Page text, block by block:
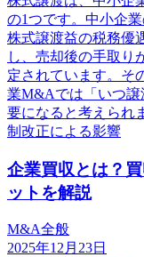
の1つです。中小企
株式譲渡益の税務優
し、売却後の手取り
定されています。そ
業M&Aでは「いつ譲
要になると考えられ
制改正による影響
企業買収とは？
ットを解説
M&A全般
2025年12月23日